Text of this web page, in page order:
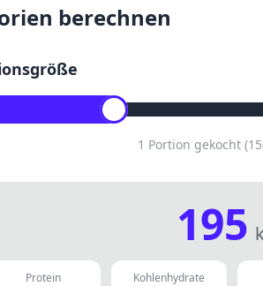
berechnen
1 Portion gekocht
195
Protein Kohlenhydrate